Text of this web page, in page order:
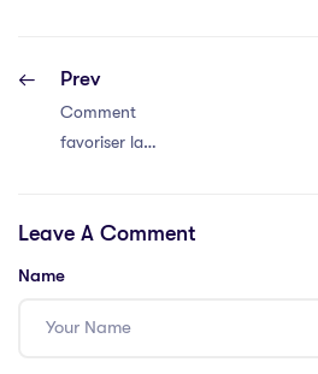
Prev
Comment
favoriser la
de votre équipe
Leave A Comment
Name